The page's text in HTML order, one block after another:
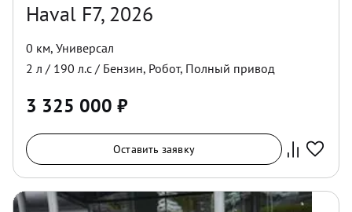
Haval F7, 2026
0 км, Универсал
2 л / 190 л.с / Бензин, Робот, Полный привод
3 325 000 ₽
Оставить заявку